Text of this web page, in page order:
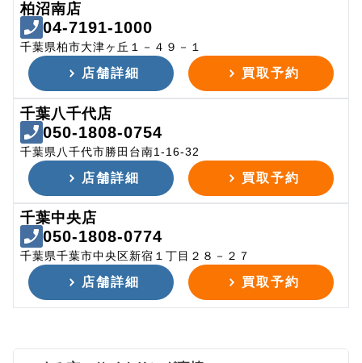
柏沼南店
04-7191-1000
千葉県柏市大津ヶ丘１－４９－１
店舗詳細 買取予約
千葉八千代店
050-1808-0754
千葉県八千代市勝田台南1-16-32
店舗詳細 買取予約
千葉中央店
050-1808-0774
千葉県千葉市中央区新宿１丁目２８－２７
店舗詳細 買取予約